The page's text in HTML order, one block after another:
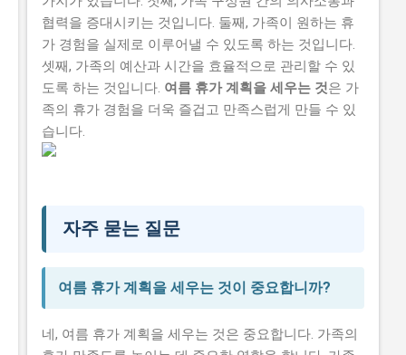
협력을 증대시키는 것입니다. 둘째, 가족이 원하는 휴
가 경험을 실제로 이루어낼 수 있도록 하는 것입니다.
셋째, 가족의 예산과 시간을 효율적으로 관리할 수 있
도록 하는 것입니다. 여름 휴가 계획을 세우는 것은 가
족의 휴가 경험을 더욱 즐겁고 만족스럽게 만들 수 있
습니다.
자주 묻는 질문
여름 휴가 계획을 세우는 것이 중요합니까?
네, 여름 휴가 계획을 세우는 것은 중요합니다. 가족의